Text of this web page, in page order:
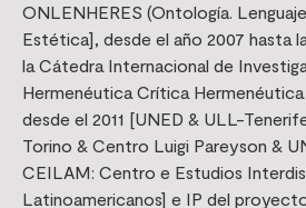
ONLENHERES (Ontología.
Estética], desde el año 2007 hasta
la Cátedra Internacional de
Hermenéutica Crítica
desde el 2011 [UNED & ULL-
Torino & Centro Luigi Pareyson &
CEILAM: Centro e Estudios
Latinoamericanos] e IP del